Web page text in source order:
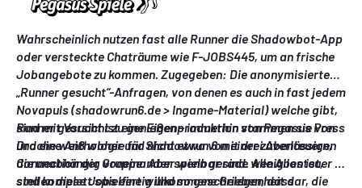
Wahrscheinlich nutzen fast alle Runner die Shadowbot-App
oder versteckte Chaträume wie F-JOBS445, um an frische
Jobangebote zu kommen. Zugegeben: Die anonymisierten
„Runner gesucht“-Anfragen, von denen es auch in fast jedem
Novapuls (shadowrun6.de > Ingame-Material) welche gibt,
sind mit Vorsicht zu genießen – immerhin stammen sie von
Drache weiß woher und nicht etwa von einer zuverlässigen
Connection der Gruppe. Aber wenn gerade wenig los ist,
stellen diese Jobs eine willkommene Gelegenheit dar, die
Runner gesucht ist eine Eigenproduktion von Pegasus Press
und eine Anthologie für Shadowrun 6 mit drei Abenteuern,
die unabhängig voneinander spielbar sind. Alle Abenteuer
sind komplett spielfertig und so geschrieben, dass